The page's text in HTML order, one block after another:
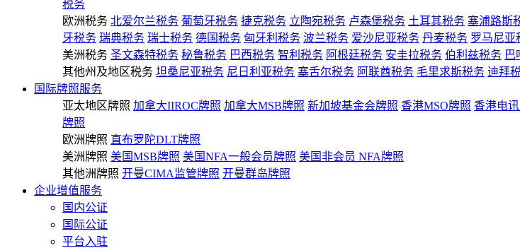
税务
欧洲税务 北爱尔兰税务 葡萄牙税务 捷克税务 立陶宛税务 卢森堡税务 土耳其税务 塞浦路斯
牙税务 瑞典税务 瑞士税务 德国税务 匈牙利税务 波兰税务 爱沙尼亚税务 丹麦税务 罗马尼亚
美洲税务 圣文森特税务 秘鲁税务 巴西税务 智利税务 阿根廷税务 安圭拉税务 伯利兹税务 巴
其他州及地区税务 坦桑尼亚税务 尼日利亚税务 塞舌尔税务 阿联酋税务 毛里求斯税务 迪拜
国际牌照服务
亚太地区牌照 加拿大IIROC牌照 加拿大MSB牌照 新加坡基金会牌照 香港MSO牌照 香港电
牌照
欧洲牌照 直布罗陀DLT牌照
美洲牌照 美国MSB牌照 美国NFA一般会员牌照 美国非会员 NFA牌照
其他洲牌照 开曼CIMA监管牌照 开曼群岛牌照
企业增值服务
国内公证
国际公证
平台入驻